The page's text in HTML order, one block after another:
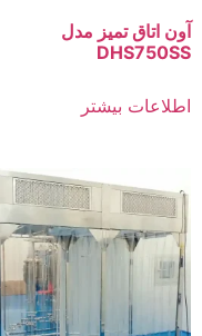
آون اتاق تمیز مدل
DHS750SS
اطلاعات بیشتر